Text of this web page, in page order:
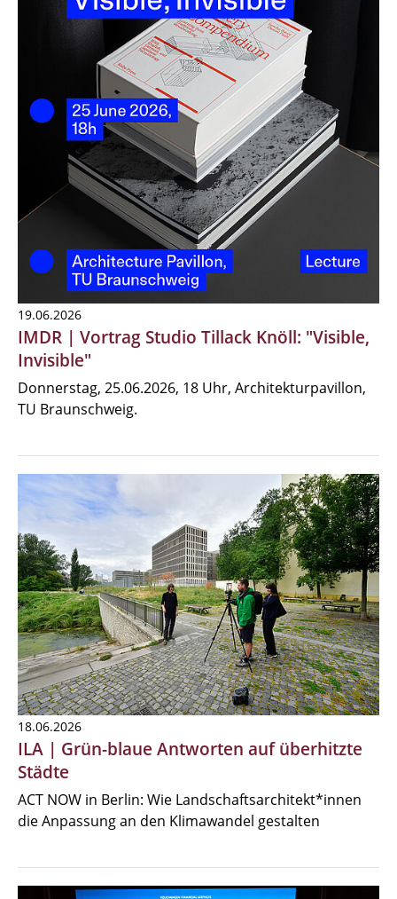
19.06.2026
IMDR | Vortrag Studio Tillack Knöll: "Visible,
Invisible"
Donnerstag, 25.06.2026, 18 Uhr, Architekturpavillon,
TU Braunschweig.
18.06.2026
ILA | Grün-blaue Antworten auf überhitzte
Städte
ACT NOW in Berlin: Wie Landschaftsarchitekt*innen
die Anpassung an den Klimawandel gestalten